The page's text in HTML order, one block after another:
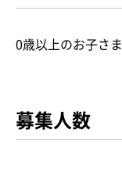
0歳以上のお子さま
募集人数